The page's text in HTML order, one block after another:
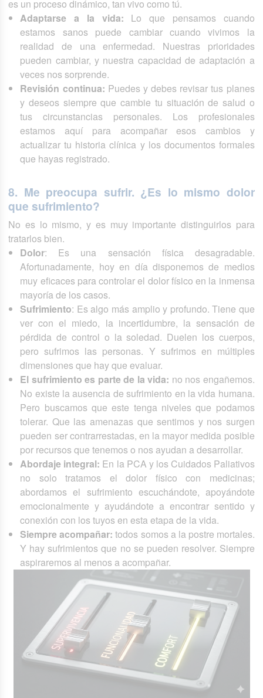
es un proceso dinámico, tan vivo como tú.
Adaptarse a la vida: Lo que pensamos cuando
estamos sanos puede cambiar cuando vivimos la
realidad de una enfermedad. Nuestras prioridades
pueden cambiar, y nuestra capacidad de adaptación a
veces nos sorprende.
Revisión continua: Puedes y debes revisar tus planes
y deseos siempre que cambie tu situación de salud o
tus circunstancias personales. Los profesionales
estamos aquí para acompañar esos cambios y
actualizar tu historia clínica y los documentos formales
que hayas registrado.
8. Me preocupa sufrir. ¿Es lo mismo dolor
que sufrimiento?
No es lo mismo, y es muy importante distinguirlos para
tratarlos bien.
Dolor: Es una sensación física desagradable.
Afortunadamente, hoy en día disponemos de medios
muy eficaces para controlar el dolor físico en la inmensa
mayoría de los casos.
Sufrimiento: Es algo más amplio y profundo. Tiene que
ver con el miedo, la incertidumbre, la sensación de
pérdida de control o la soledad. Duelen los cuerpos,
pero sufrimos las personas. Y sufrimos en múltiples
dimensiones que hay que evaluar.
El sufrimiento es parte de la vida: no nos engañemos.
No existe la ausencia de sufrimiento en la vida humana.
Pero buscamos que este tenga niveles que podamos
tolerar. Que las amenazas que sentimos y nos surgen
pueden ser contrarrestadas, en la mayor medida posible
por recursos que tenemos o nos ayudan a desarrollar.
Abordaje integral: En la PCA y los Cuidados Paliativos
no solo tratamos el dolor físico con medicinas;
abordamos el sufrimiento escuchándote, apoyándote
emocionalmente y ayudándote a encontrar sentido y
conexión con los tuyos en esta etapa de la vida.
Siempre acompañar: todos somos a la postre mortales.
Y hay sufrimientos que no se pueden resolver. Siempre
aspiraremos al menos a acompañar.